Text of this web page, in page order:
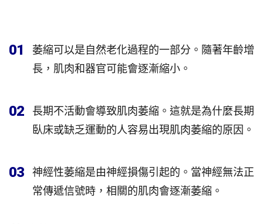
01
萎縮可以是自然老化過程的一部分。隨著年齡增
長，肌肉和器官可能會逐漸縮小。
02
長期不活動會導致肌肉萎縮。這就是為什麼長期
臥床或缺乏運動的人容易出現肌肉萎縮的原因。
03
神經性萎縮是由神經損傷引起的。當神經無法正
常傳遞信號時，相關的肌肉會逐漸萎縮。